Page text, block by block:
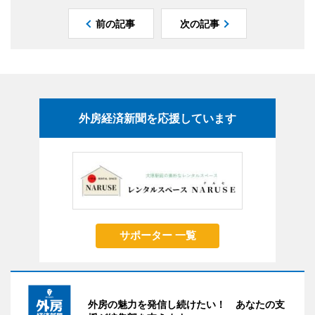
前の記事 次の記事
外房経済新聞を応援しています
サポーター 一覧
外房の魅力を発信し続けたい！ あなたの支